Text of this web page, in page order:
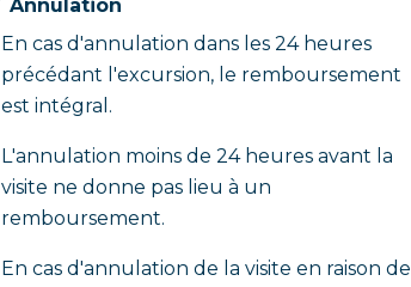
Annulation
En cas d'annulation dans les 24 heures
précédant l'excursion, le remboursement
est intégral.
L'annulation moins de 24 heures avant la
visite ne donne pas lieu à un
remboursement.
En cas d'annulation de la visite en raison de